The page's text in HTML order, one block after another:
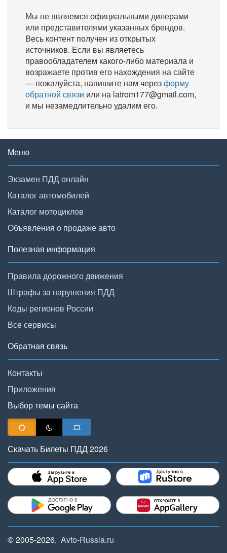
Мы не являемся официальными дилерами
или представителями указанных брендов.
Весь контент получен из открытых
источников. Если вы являетесь
правообладателем какого-либо материала и
возражаете против его нахождения на сайте
— пожалуйста, напишите нам черезформу
обратной связи или на latrom177@gmail.com,
и мы незамедлительно удалим его.
Меню
Экзамен ПДД онлайн
Каталог автомобилей
Каталог мотоциклов
Объявления о продаже авто
Полезная информация
Правила дорожного движения
Штрафы за нарушения ПДД
Коды регионов России
Все сервисы
Обратная связь
Контакты
Приложения
Выбор темы сайта
Скачать Билеты ПДД 2026
© 2005-2026, Avto-Russia.ru